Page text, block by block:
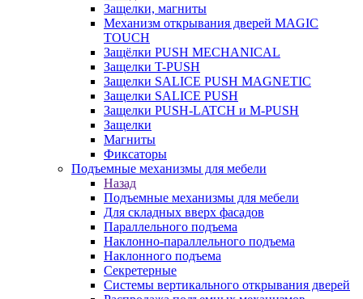
Защелки, магниты
Механизм открывания дверей MAGIC
TOUCH
Защёлки PUSH MECHANICAL
Защелки T-PUSH
Защелки SALICE PUSH MAGNETIC
Защелки SALICE PUSH
Защелки PUSH-LATCH и M-PUSH
Защелки
Магниты
Фиксаторы
Подъемные механизмы для мебели
Назад
Подъемные механизмы для мебели
Для складных вверх фасадов
Параллельного подъема
Наклонно-параллельного подъема
Наклонного подъема
Секретерные
Системы вертикального открывания дверей